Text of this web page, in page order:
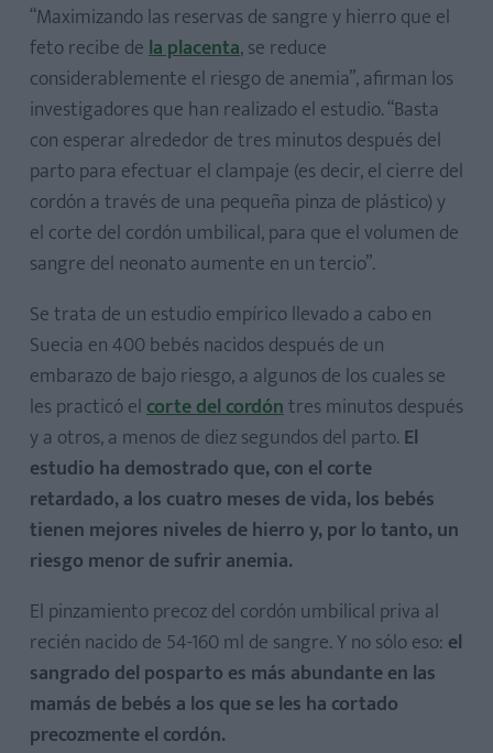
“Maximizando las reservas de sangre y hierro que el
feto recibe dela placenta, se reduce
considerablemente el riesgo de anemia”, afirman los
investigadores que han realizado el estudio. “Basta
con esperar alrededor de tres minutos después del
parto para efectuar el clampaje (es decir, el cierre del
cordón a través de una pequeña pinza de plástico) y
el corte del cordón umbilical, para que el volumen de
sangre del neonato aumente en un tercio”.
Se trata de un estudio empírico llevado a cabo en
Suecia en 400 bebés nacidos después de un
embarazo de bajo riesgo, a algunos de los cuales se
les practicó elcorte del cordóntres minutos después
y a otros, a menos de diez segundos del parto. El
estudio ha demostrado que, con el corte
retardado, a los cuatro meses de vida, los bebés
tienen mejores niveles de hierro y, por lo tanto, un
riesgo menor de sufrir anemia.
El pinzamiento precoz del cordón umbilical priva al
recién nacido de 54-160 ml de sangre. Y no sólo eso: el
sangrado del posparto es más abundante en las
mamás de bebés a los que se les ha cortado
precozmente el cordón.